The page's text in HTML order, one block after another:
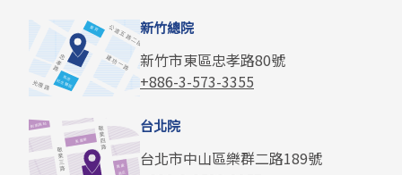
新竹總院
新竹市東區忠孝路80號
+886-3-573-3355
台北院
台北市中山區樂群二路189號